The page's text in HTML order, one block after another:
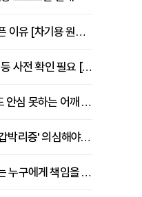
허리 MRI는 정상인데 계속 아픈 이유 [차기용 원장 칼럼]
휴가철 건강검진, 금식·복용약 등 사전 확인 필요 [정도감 원장 칼럼]
"40대인데 오십견?"...3040도 안심 못하는 어깨 유착성 관절낭염
손발톱 들뜨고 벗겨진다면 '조갑박리증' 의심해야 [김철윤 원장 칼럼]
자율주행자동차 사고, 피해자는 누구에게 책임을 물을 수 있을까